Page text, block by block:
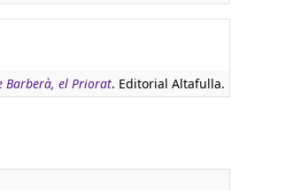
Barberà, el Priorat. Editorial Altafulla.